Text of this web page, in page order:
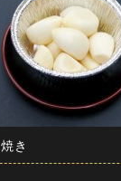
き